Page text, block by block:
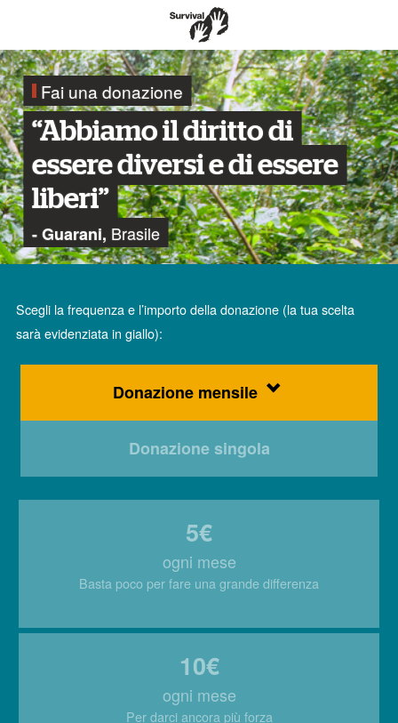
Fai una donazione
“Abbiamo il diritto di
essere diversi e di essere
liberi”
- Guarani, Brasile
Scegli la frequenza e l’importo della donazione (la tua scelta
sarà evidenziata in giallo):
Donazione mensile
Donazione singola
5€
ogni mese
Basta poco per fare una grande differenza
10€
ogni mese
Per darci ancora più forza